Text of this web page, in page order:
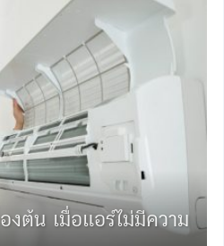
งต้น เมื่อแอร์ไม่มีความ